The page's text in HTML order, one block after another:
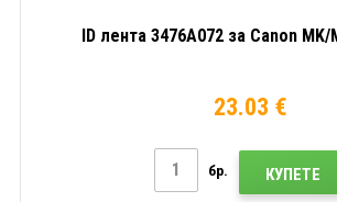
ID лента 3476A072 за Canon
23.03 €
бр. КУПЕТЕ